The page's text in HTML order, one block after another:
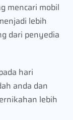
mencari mobil
lebih
dari penyedia
hari
anda dan
lebih